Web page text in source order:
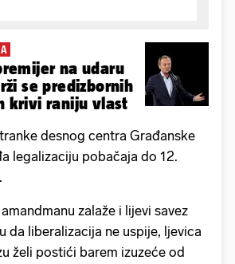
na udaru
se predizbornih
krivi raniju vlast
desnog centra Građanske
legalizaciju pobačaja do 12.
zalaže i lijevi savez
da liberalizacija ne uspije, ljevica
želi postići barem izuzeće od